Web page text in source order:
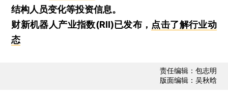
结构人员变化等投资信息。
财新机器人产业指数(RII)已发布， 点击了解行业动
态
责任编辑：包志明
版面编辑：吴秋晗